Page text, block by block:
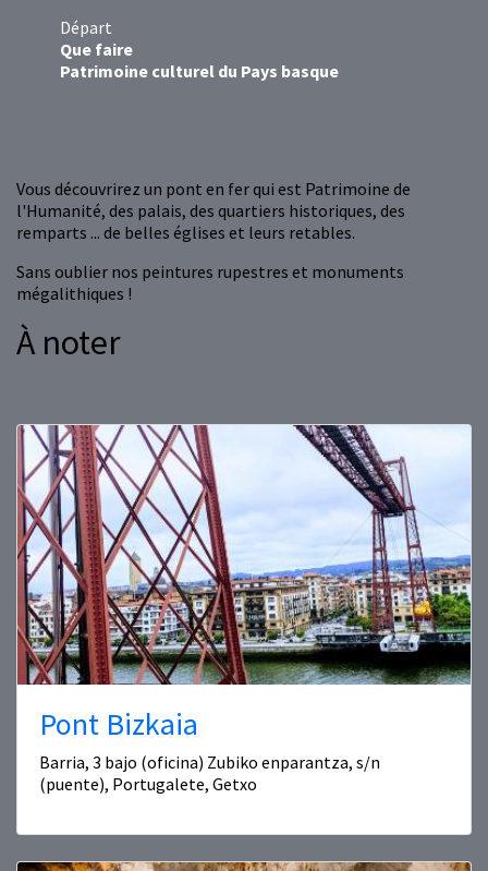
Départ
Que faire
Patrimoine culturel du Pays basque
Vous découvrirez un pont en fer qui est Patrimoine de
l'Humanité, des palais, des quartiers historiques, des
remparts ... de belles églises et leurs retables.
Sans oublier nos peintures rupestres et monuments
mégalithiques !
À noter
Pont Bizkaia
Barria, 3 bajo (oficina) Zubiko enparantza, s/n
(puente), Portugalete, Getxo